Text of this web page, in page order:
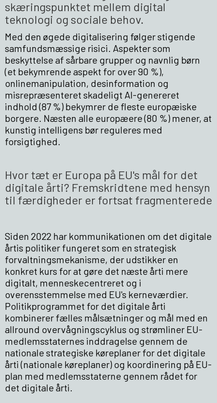
skæringspunktet mellem digital
teknologi og sociale behov.
Med den øgede digitalisering følger stigende
samfundsmæssige risici. Aspekter som
beskyttelse af sårbare grupper og navnlig børn
(et bekymrende aspekt for over 90 %),
onlinemanipulation, desinformation og
misrepræsenteret skadeligt AI-genereret
indhold (87 %) bekymrer de fleste europæiske
borgere. Næsten alle europæere (80 %) mener, at
kunstig intelligens bør reguleres med
forsigtighed.
Hvor tæt er Europa på EU's mål for det
digitale årti? Fremskridtene med hensyn
til færdigheder er fortsat fragmenterede
Siden 2022 har kommunikationen om det digitale
årtis politiker fungeret som en strategisk
forvaltningsmekanisme, der udstikker en
konkret kurs for at gøre det næste årti mere
digitalt, menneskecentreret og i
overensstemmelse med EU's kerneværdier.
Politikprogrammet for det digitale årti
kombinerer fælles målsætninger og mål med en
allround overvågningscyklus og strømliner EU-
medlemsstaternes inddragelse gennem de
nationale strategiske køreplaner for det digitale
årti (nationale køreplaner) og koordinering på EU-
plan med medlemsstaterne gennem rådet for
det digitale årti.